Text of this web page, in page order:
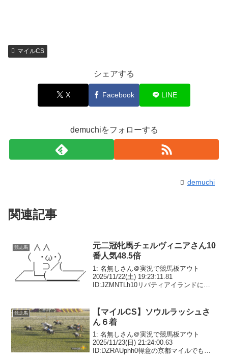
マイルCS
シェアする
X Facebook LINE
demuchiをフォローする
demuchi
関連記事
競走馬
元二冠牝馬チェルヴィニアさん10
番人気48.5倍
1: 名無しさん＠実況で競馬板アウト
2025/11/22(土) 19:23:11.81
ID:JZMNTLh10リバティアイランドに続
況で競馬板アウト 2025...
競走馬
【マイルCS】ソウルラッシュさ
ん６着
1: 名無しさん＠実況で競馬板アウト
2025/11/23(日) 21:24:00.63
ID:DZRAUphh0得意の京都マイルでもダ